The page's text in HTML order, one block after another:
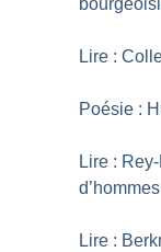
Lire :
Poésie :
Lire :
d’hommes
Lire :